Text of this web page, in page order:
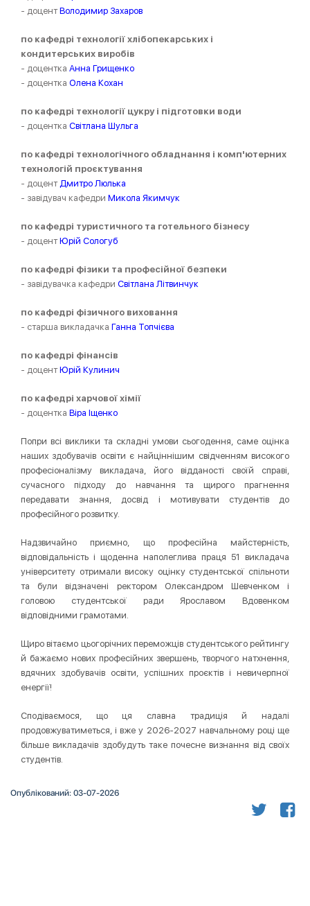
- доцентВолодимир Захаров
по кафедрі технології хлібопекарських і
кондитерських виробів
- доцентка Анна Грищенко
- доцентка Олена Кохан
по кафедрі технології цукру і підготовки води
- доцентка Світлана Шульга
по кафедрі технологічного обладнання і комп'ютерних
технологій проєктування
- доцентДмитро Люлька
- завідувач кафедри Микола Якимчук
по кафедрі туристичного та готельного бізнесу
- доцентЮрій Сологуб
по кафедрі фізики та професійної безпеки
- завідувачка кафедри Світлана Літвинчук
по кафедрі фізичного виховання
- старша викладачка Ганна Топчієва
по кафедрі фінансів
- доцентЮрій Кулинич
по кафедрі харчової хімії
- доцентка Віра Іщенко
Попри всі виклики та складні умови сьогодення, саме оцінка
наших здобувачів освіти є найціннішим свідченням високого
професіоналізму викладача, його відданості своїй справі,
сучасного підходу до навчання та щирого прагнення
передавати знання, досвід і мотивувати студентів до
професійного розвитку.
Надзвичайно приємно, що професійна майстерність,
відповідальність і щоденна наполеглива праця 51 викладача
університету отримали високу оцінку студентської спільноти
та були відзначені ректором Олександром Шевченком і
головою студентської ради Ярославом Вдовенком
відповідними грамотами.
Щиро вітаємо цьогорічних переможців студентського рейтингу
й бажаємо нових професійних звершень, творчого натхнення,
вдячних здобувачів освіти, успішних проєктів і невичерпної
енергії!
Сподіваємося, що ця славна традиція й надалі
продовжуватиметься, і вже у 2026-2027 навчальному році ще
більше викладачів здобудуть таке почесне визнання від своїх
студентів.
Опублікований: 03-07-2026